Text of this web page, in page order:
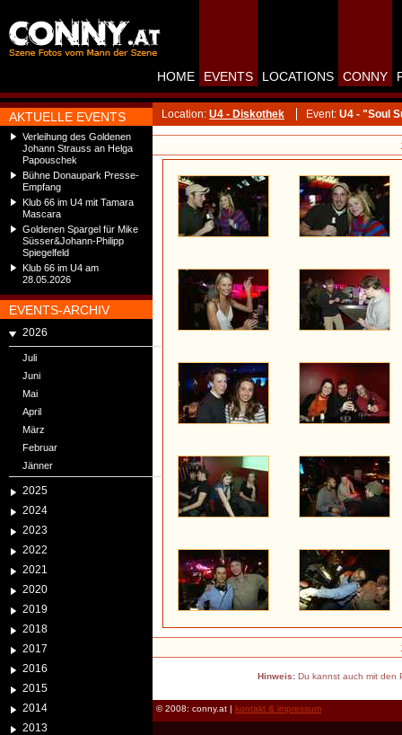
AKTUELLE EVENTS
Verleihung des Goldenen
Johann Strauss an Helga
Papouschek
Bühne Donaupark Presse-
Empfang
Klub 66 im U4 mit Tamara
Mascara
Goldenen Spargel für Mike
Süsser&Johann-Philipp
Spiegelfeld
Klub 66 im U4 am
28.05.2026
EVENTS-ARCHIV
2026
Juli
Juni
Mai
April
März
Februar
Jänner
2025
2024
2023
2022
2021
2020
2019
2018
2017
2016
2015
2014
2013
HOME EVENTS LOCATIONS CONNY
Location: U4 - Diskothek Event: U4 - "Soul
Hinweis:Du kannst auch mit den
© 2008: conny.at | kontakt & impressum